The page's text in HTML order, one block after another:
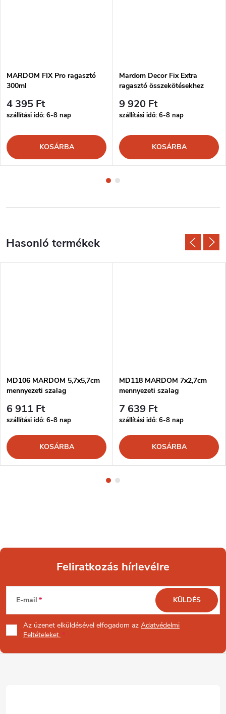
MARDOM FIX Pro ragasztó
300ml
4 395 Ft
szállítási idő: 6-8 nap
KOSÁRBA
Mardom Decor Fix Extra
ragasztó összekötésekhez
9 920 Ft
szállítási idő: 6-8 nap
KOSÁRBA
MD106 MARDOM 5,7x5,7cm
mennyezeti szalag
6 911 Ft
szállítási idő: 6-8 nap
KOSÁRBA
MD118 MARDOM 7x2,7cm
mennyezeti szalag
7 639 Ft
szállítási idő: 6-8 nap
KOSÁRBA
L
á
b
Feliratkozás hírlevélre
E-mail
Az üzenet elküldésével elfogadom az Adatvédelmi
Feltételeket.
KÜLDÉS